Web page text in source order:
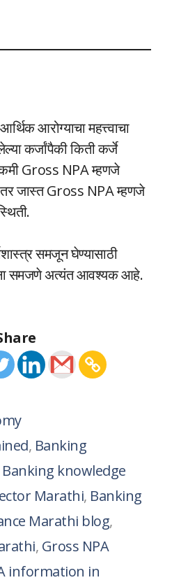
आरोग्याचा महत्त्वाचा
कर्जांपैकी किती कर्जे
Gross NPA म्हणजे
जास्त Gross NPA म्हणजे
समजून घेण्यासाठी
समजणे अत्यंत आवश्यक आहे.
, Banking
Banking knowledge
Marathi, Banking
Marathi blog,
, Gross NPA
information in